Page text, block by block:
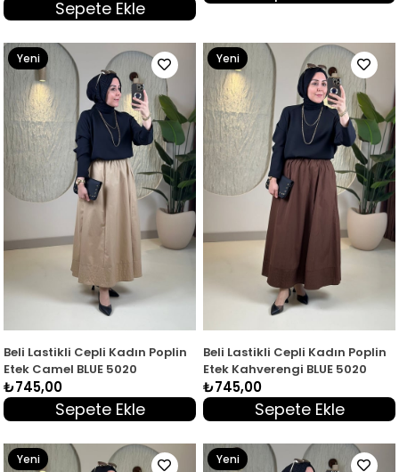
Sepete Ekle
Beli Lastikli Cepli Kadın Poplin
Etek Camel BLUE 5020
₺745,00
Sepete Ekle
Yeni
Ürün
Beli Lastikli Cepli Kadın Poplin
Etek Kahverengi BLUE 5020
₺745,00
Sepete Ekle
Yeni
Ürün
Yeni
Yeni